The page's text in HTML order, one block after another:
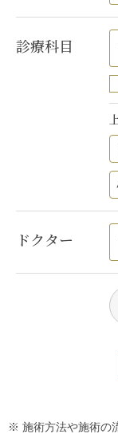
診療科目
ドクター
※ 施術方法や施術の